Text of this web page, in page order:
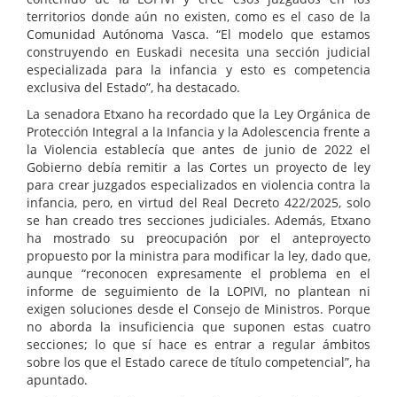
territorios donde aún no existen, como es el caso de la
Comunidad Autónoma Vasca. “El modelo que estamos
construyendo en Euskadi necesita una sección judicial
especializada para la infancia y esto es competencia
exclusiva del Estado”, ha destacado.
La senadora Etxano ha recordado que la Ley Orgánica de
Protección Integral a la Infancia y la Adolescencia frente a
la Violencia establecía que antes de junio de 2022 el
Gobierno debía remitir a las Cortes un proyecto de ley
para crear juzgados especializados en violencia contra la
infancia, pero, en virtud del Real Decreto 422/2025, solo
se han creado tres secciones judiciales. Además, Etxano
ha mostrado su preocupación por el anteproyecto
propuesto por la ministra para modificar la ley, dado que,
aunque “reconocen expresamente el problema en el
informe de seguimiento de la LOPIVI, no plantean ni
exigen soluciones desde el Consejo de Ministros. Porque
no aborda la insuficiencia que suponen estas cuatro
secciones; lo que sí hace es entrar a regular ámbitos
sobre los que el Estado carece de título competencial”, ha
apuntado.